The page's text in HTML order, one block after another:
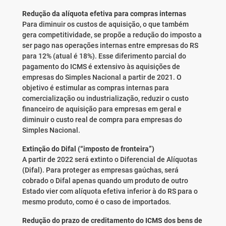
Redução da alíquota efetiva para compras internas
Para diminuir os custos de aquisição, o que também
gera competitividade, se propõe a redução do imposto a
ser pago nas operações internas entre empresas do RS
para 12% (atual é 18%). Esse diferimento parcial do
pagamento do ICMS é extensivo às aquisições de
empresas do Simples Nacional a partir de 2021. O
objetivo é estimular as compras internas para
comercialização ou industrialização, reduzir o custo
financeiro de aquisição para empresas em geral e
diminuir o custo real de compra para empresas do
Simples Nacional.
Extinção do Difal (“imposto de fronteira”)
A partir de 2022 será extinto o Diferencial de Alíquotas
(Difal). Para proteger as empresas gaúchas, será
cobrado o Difal apenas quando um produto de outro
Estado vier com alíquota efetiva inferior à do RS para o
mesmo produto, como é o caso de importados.
Redução do prazo de creditamento do ICMS dos bens de